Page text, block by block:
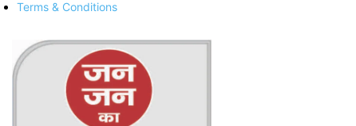
Terms & Conditions